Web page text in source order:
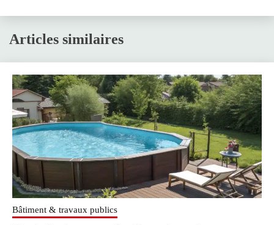
Articles similaires
Bâtiment & travaux publics